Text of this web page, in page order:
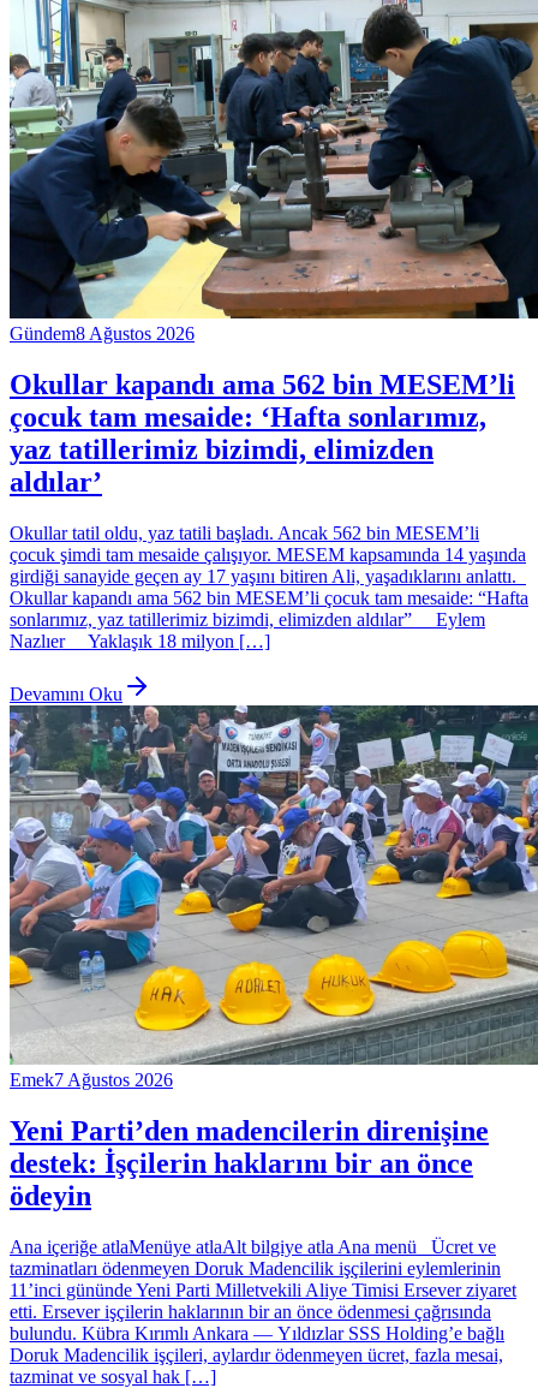
Gündem8 Ağustos 2026
Okullar kapandı ama 562 bin MESEM’li
çocuk tam mesaide: ‘Hafta sonlarımız,
yaz tatillerimiz bizimdi, elimizden
aldılar’
Okullar tatil oldu, yaz tatili başladı. Ancak 562 bin MESEM’li
çocuk şimdi tam mesaide çalışıyor. MESEM kapsamında 14 yaşında
girdiği sanayide geçen ay 17 yaşını bitiren Ali, yaşadıklarını anlattı.
Okullar kapandı ama 562 bin MESEM’li çocuk tam mesaide: “Hafta
sonlarımız, yaz tatillerimiz bizimdi, elimizden aldılar” Eylem
Nazlıer Yaklaşık 18 milyon […]
Devamını Oku
Emek7 Ağustos 2026
Yeni Parti’den madencilerin direnişine
destek: İşçilerin haklarını bir an önce
ödeyin
Ana içeriğe atlaMenüye atlaAlt bilgiye atla Ana menü Ücret ve
tazminatları ödenmeyen Doruk Madencilik işçilerini eylemlerinin
11’inci gününde Yeni Parti Milletvekili Aliye Timisi Ersever ziyaret
etti. Ersever işçilerin haklarının bir an önce ödenmesi çağrısında
bulundu. Kübra Kırımlı Ankara — Yıldızlar SSS Holding’e bağlı
Doruk Madencilik işçileri, aylardır ödenmeyen ücret, fazla mesai,
tazminat ve sosyal hak […]